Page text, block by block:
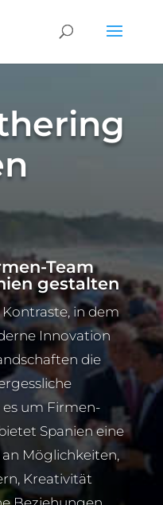
Team
gestalten
in dem
Innovation
die
es um Firmen-
Spanien eine
Möglichkeiten,
Kreativität